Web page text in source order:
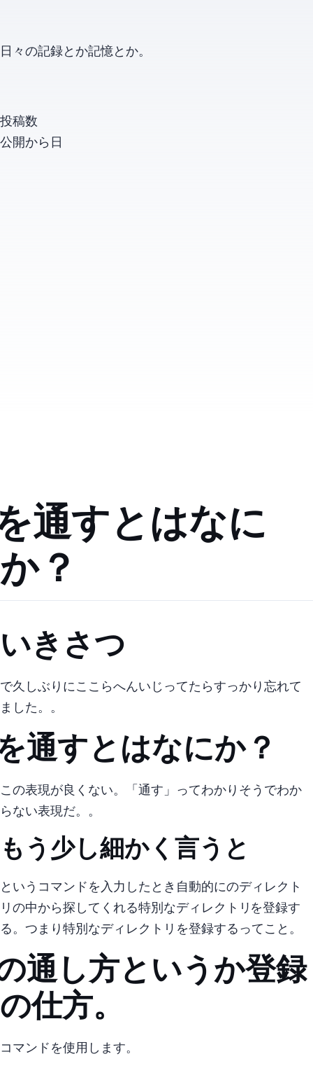
日々の記録とか記憶とか。
投稿数
公開から 日
PATHを通すとはなに
か？
いきさつ
zshで久しぶりにここらへんいじってたらすっかり忘れて
ました。。
PATHを通すとはなにか？
この表現が良くない。「通す」ってわかりそうでわか
らない表現だ。。
もう少し細かく言うと
{foo}というコマンドを入力したとき自動的に{foooo/bar/}のディレクト
リの中から探してくれる特別 なディレクトリ(PATH)を登録す
る。 つまり..! 特別なディレクトリを登録するってこと。
PATHの通し方というか登録
の仕方。
exportコマンドを使用します。